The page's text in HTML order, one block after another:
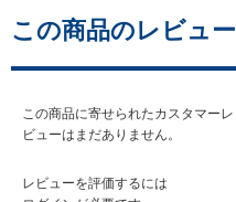
この商品のレビュー
この商品に寄せられたカスタマーレ
ビューはまだありません。
レビューを評価するには